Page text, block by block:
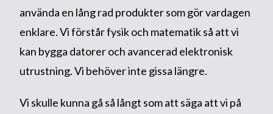
använda en lång rad produkter som gör vardagen
enklare. Vi förstår fysik och matematik så att vi
kan bygga datorer och avancerad elektronisk
utrustning. Vi behöver inte gissa längre.
Vi skulle kunna gå så långt som att säga att vi på